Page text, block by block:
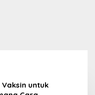
untuk